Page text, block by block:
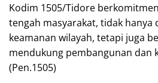
Kodim 1505/Tidore
tengah masyarakat, tidak hanya
keamanan wilayah, tetapi juga
mendukung pembangunan dan
(Pen.1505)